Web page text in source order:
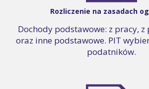
Rozliczenie na zasadach
Dochody podstawowe: z pracy, z
oraz inne podstawowe. PIT
podatników.